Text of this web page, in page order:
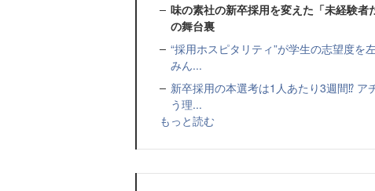
味の素社の新卒採用を変えた「未経験
の舞台裏
“採用ホスピタリティ”が学生の志望度
みん...
新卒採用の本選考は1人あたり3週間⁉
う理...
もっと読む